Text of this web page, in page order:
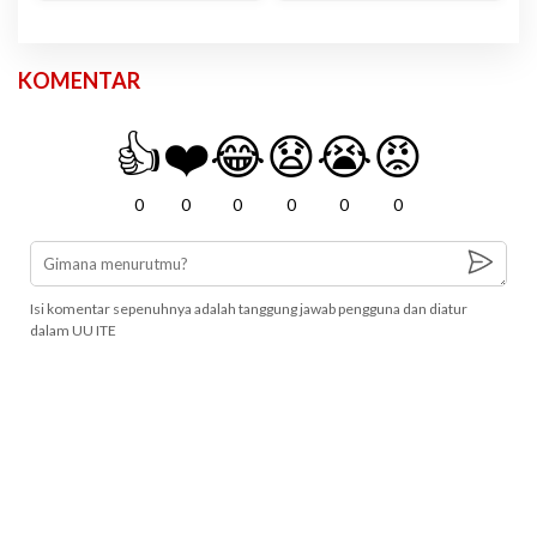
KOMENTAR
👍
0
❤️
0
😂
0
😧
0
😭
0
😡
0
Isi komentar sepenuhnya adalah tanggung jawab pengguna dan diatur
dalam UU ITE